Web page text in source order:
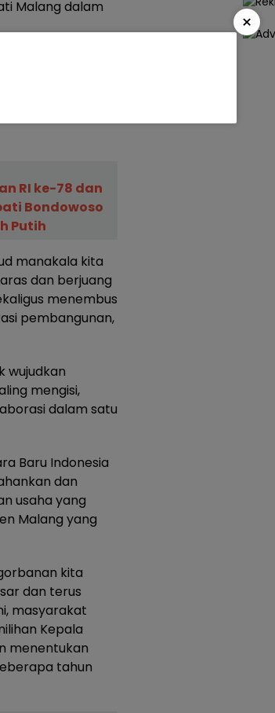
Malang dalam
Baru
sebagai titik
dalam
cita
RI ke-78 dan
Bondowoso
Putih
manakala kita
dan berjuang
menembus
pembangunan,
wujudkan
mengisi,
dalam satu
Baru Indonesia
dan
usaha yang
Malang yang
kita
dan terus
masyarakat
Kepala
menentukan
tahun
×